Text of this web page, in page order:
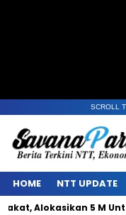
SCROLL
HOME NTT UPDATE
Alokasikan 5 M